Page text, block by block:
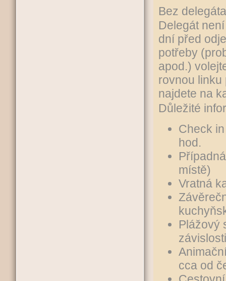
Bez delegáta
Delegát
dní před
potřeby
apod.)
rovnou
najdete na
Důležité
Check
hod.
místě)
Vratná
Plážový
cca od